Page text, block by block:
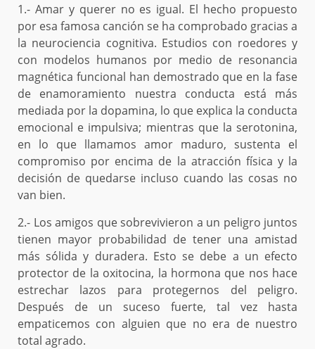
1.- Amar y querer no es igual. El hecho propuesto
por esa famosa canción se ha comprobado gracias a
la neurociencia cognitiva. Estudios con roedores y
con modelos humanos por medio de resonancia
magnética funcional han demostrado que en la fase
de enamoramiento nuestra conducta está más
mediada por la dopamina, lo que explica la conducta
emocional e impulsiva; mientras que la serotonina,
en lo que llamamos amor maduro, sustenta el
compromiso por encima de la atracción física y la
decisión de quedarse incluso cuando las cosas no
van bien.
2.- Los amigos que sobrevivieron a un peligro juntos
tienen mayor probabilidad de tener una amistad
más sólida y duradera. Esto se debe a un efecto
protector de la oxitocina, la hormona que nos hace
estrechar lazos para protegernos del peligro.
Después de un suceso fuerte, tal vez hasta
empaticemos con alguien que no era de nuestro
total agrado.